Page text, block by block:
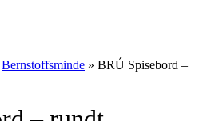
Bernstoffsminde » BRÚ Spisebord –